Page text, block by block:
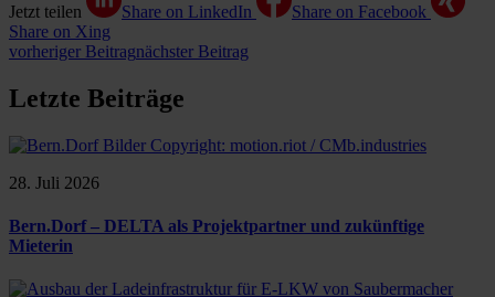
Jetzt teilen Share on LinkedIn
Share on Facebook
Share on Xing
vorheriger Beitragnächster Beitrag
Letzte Beiträge
28. Juli 2026
Bern.Dorf – DELTA als Projektpartner und zukünftige
Mieterin